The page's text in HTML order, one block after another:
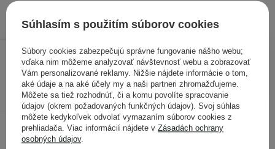
22,08 € 27,60 € /ks
PRIDAŤ DO KOŠÍKA
Kontrolovali aj ďalší zákazníci
Súhlasím s použitím súborov cookies
Súbory cookies zabezpečujú správne fungovanie nášho webu;
vďaka nim môžeme analyzovať návštevnosť webu a zobrazovať
Vám personalizované reklamy. Nižšie nájdete informácie o tom,
aké údaje a na aké účely my a naši partneri zhromažďujeme.
Môžete sa tiež rozhodnúť, či a komu povolíte spracovanie
údajov (okrem požadovaných funkčných údajov). Svoj súhlas
môžete kedykoľvek odvolať vymazaním súborov cookies z
prehliadača. Viac informácií nájdete v Zásadách ochrany
osobných údajov.